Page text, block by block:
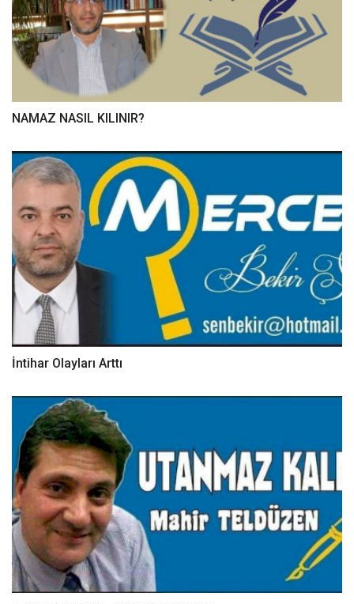
NAMAZ NASIL KILINIR?
İntihar Olayları Arttı